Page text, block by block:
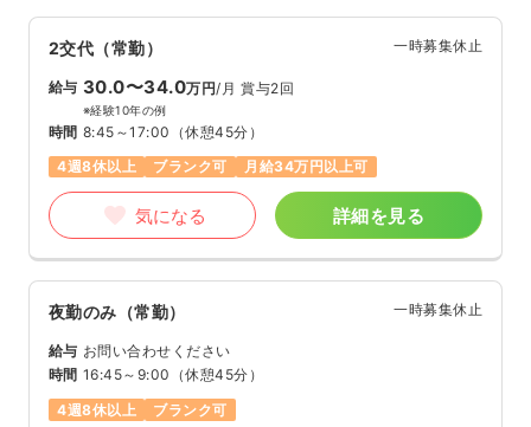
2交代（常勤） 一時募集休止
給与 30.0〜34.0万円/月 賞与2回
※経験10年の例
時間 8:45～17:00 （休憩45分）
4週8休以上
ブランク可 月給34万円以上可
気になる 詳細を見る
夜勤のみ（常勤） 一時募集休止
給与 お問い合わせください
時間 16:45～9:00 （休憩45分）
4週8休以上
ブランク可